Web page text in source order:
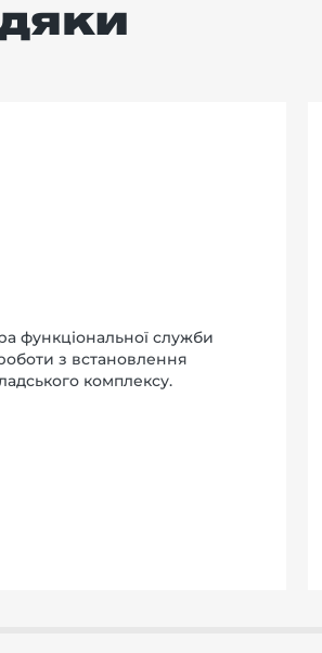
функціональної служби
з встановлення
комплексу.